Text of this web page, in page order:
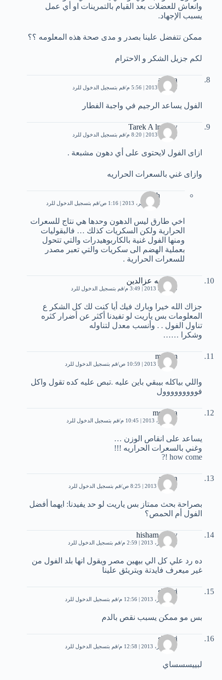
وانعاش للعضلات بعد القيام بالتمرينات او أي عمل
يسبب الإجهاد.
ممكن تتفضل علينا بصدر و مدى صحة هذه المعلومه ؟؟
لكم جزيل الشكر و الاحترام
asmaa
23 مايو، 2013 | 5:56 م قم بتسجيل الدخول للرد
الفول يساعد الرجيم في واجبة الفطار
Tarek A lrmony
26 مايو، 2013 | 8:20 م قم بتسجيل الدخول للرد
ازاى الفول لايحتوى على أي دهون مشبعة .
وازاى غني بالسعرات الحراريه
laith
28 سبتمبر، 2013 | 1:16 ص قم بتسجيل الدخول للرد
اخي طارق ليس الدهون وحدها هي نتاج للسعرات
الحرارية ولكن السكريات كذلك … فالبقوليات
ومنها الفول غنية بالكاربوهيدرات والتي تتحول
بعملية الهضم الى سكريات والتي تعبر مصدر
للسعرات الحرارية .
مزدلفه عزالدين
15 يونيو، 2013 | 3:49 م قم بتسجيل الدخول للرد
جزاك الله خيرا وبارك فيك أيا كنت لك كل الشكر ع
المعلومات بس ياريت لو تفيدنا أكثر عن أضرار كثره
تناول الفول . . وأنسب معدل لتناوله
وشكرا ……
mazam
20 يونيو، 2013 | 10:59 ص قم بتسجيل الدخول للرد
واللي بياكله بيبقي باين عليه .تبص عليه كده تقول واكل
فووووووووول
moawia
9 سبتمبر، 2013 | 10:45 م قم بتسجيل الدخول للرد
يساعد على انقاص الوزن …
وغني بالسعرات الحراريه !!!
how come !?
adnan
5 أكتوبر، 2013 | 8:25 ص قم بتسجيل الدخول للرد
بصراحة بحث ممتاز بس ياريت لو حد يفيدنا: ايهما أفضل
الفول أم الحمص؟
hisham azmy
6 ديسمبر، 2013 | 2:59 م قم بتسجيل الدخول للرد
ده رد علي كل الي بيهين مصر ويقول انها بلد الفول من
غير ميعرف فايدتة ويتريئق علينا
shukri
9 ديسمبر، 2013 | 12:56 م قم بتسجيل الدخول للرد
بس مو ممكن يسبب نقص بالدم
shukri
9 ديسمبر، 2013 | 12:58 م قم بتسجيل الدخول للرد
لبييسسساي